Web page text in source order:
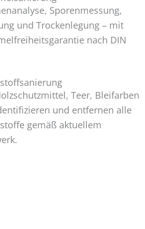
Sporenmessung,
und Trockenlegung – mit
nach DIN
Teer, Bleifarben
und entfernen alle
gemäß aktuellem